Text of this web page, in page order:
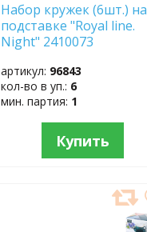
Набор кружек (6шт.) на
подставке "Royal line.
Night" 2410073
артикул: 96843
кол-во в уп.: 6
мин. партия: 1
Купить